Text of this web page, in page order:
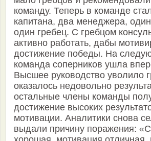
команду. Теперь в команде
капитана, два менеджера,
один гребец. С гребцом
активно работать, дабы
достижение победы. На
команда соперников ушла
Высшее руководство уволило
оказалось недовольно
остальные члены команды
достижение высоких
мотивации. Аналитики снова
выдали причину поражения: